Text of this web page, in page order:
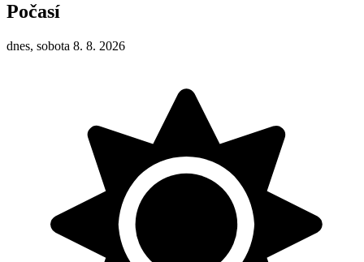
Počasí
dnes, sobota 8. 8. 2026